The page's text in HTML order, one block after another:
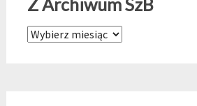
Z Archiwum SzB
Z Archiwum SzB